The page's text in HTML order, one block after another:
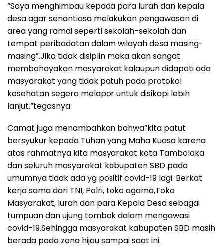
“Saya menghimbau kepada para lurah dan kepala
desa agar senantiasa melakukan pengawasan di
area yang ramai seperti sekolah-sekolah dan
tempat peribadatan dalam wilayah desa masing-
masing”.Jika tidak disiplin maka akan sangat
membahayakan masyarakat.kalaupun didapati ada
masyarakat yang tidak patuh pada protokol
kesehatan segera melapor untuk disikapi lebih
lanjut.”tegasnya.
Camat juga menambahkan bahwa”kita patut
bersyukur kepada Tuhan yang Maha Kuasa karena
atas rahmatnya kita masyarakat kota Tambolaka
dan seluruh masyarakat kabupaten SBD pada
umumnya tidak ada yg positif covid-19 lagi. Berkat
kerja sama dari TNI, Polri, toko agama,Toko
Masyarakat, lurah dan para Kepala Desa sebagai
tumpuan dan ujung tombak dalam mengawasi
covid-19.Sehingga masyarakat kabupaten SBD masih
berada pada zona hijau sampai saat ini.